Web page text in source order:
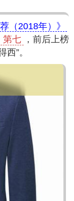
（2018年）》
第七
，前后上榜
西”。